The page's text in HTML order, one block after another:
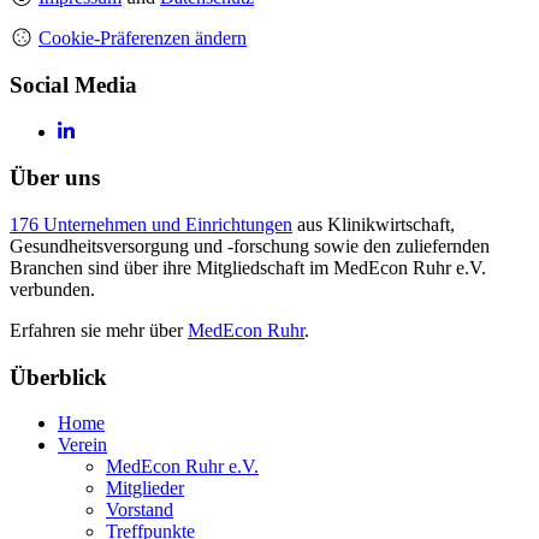
Cookie-Präferenzen ändern
Social Media
Über uns
176 Unternehmen und Einrichtungen aus Klinikwirtschaft,
Gesundheitsversorgung und -forschung sowie den zuliefernden
Branchen sind über ihre Mitgliedschaft im MedEcon Ruhr e.V.
verbunden.
Erfahren sie mehr überMedEcon Ruhr.
Überblick
Home
Verein
MedEcon Ruhr e.V.
Mitglieder
Vorstand
Treffpunkte